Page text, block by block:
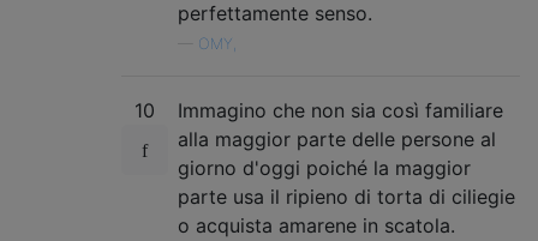
perfettamente senso.
OMY,
10
Immagino che non sia così familiare
alla maggior parte delle persone al
giorno d'oggi poiché la maggior
parte usa il ripieno di torta di ciliegie
o acquista amarene in scatola.